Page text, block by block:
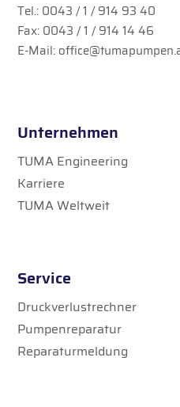
Tel.: 0043 / 1 / 914 93 40
Fax: 0043 / 1 / 914 14 46
E-Mail:
Unternehmen
TUMA Engineering
Karriere
TUMA Weltweit
Service
Druckverlustrechner
Pumpenreparatur
Reparaturmeldung